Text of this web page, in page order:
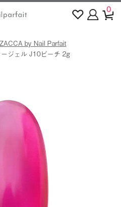
0
ZACCA by Nail Parfait
ジェル J10ピーチ 2g